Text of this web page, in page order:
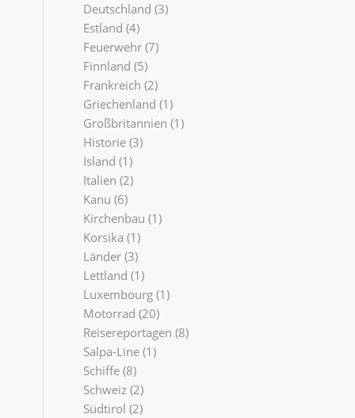
Deutschland (3)
Estland (4)
Feuerwehr (7)
Finnland (5)
Frankreich (2)
Griechenland (1)
Großbritannien (1)
Historie (3)
Island (1)
Italien (2)
Kanu (6)
Kirchenbau (1)
Korsika (1)
Länder (3)
Lettland (1)
Luxembourg (1)
Motorrad (20)
Reisereportagen (8)
Salpa-Line (1)
Schiffe (8)
Schweiz (2)
Südtirol (2)